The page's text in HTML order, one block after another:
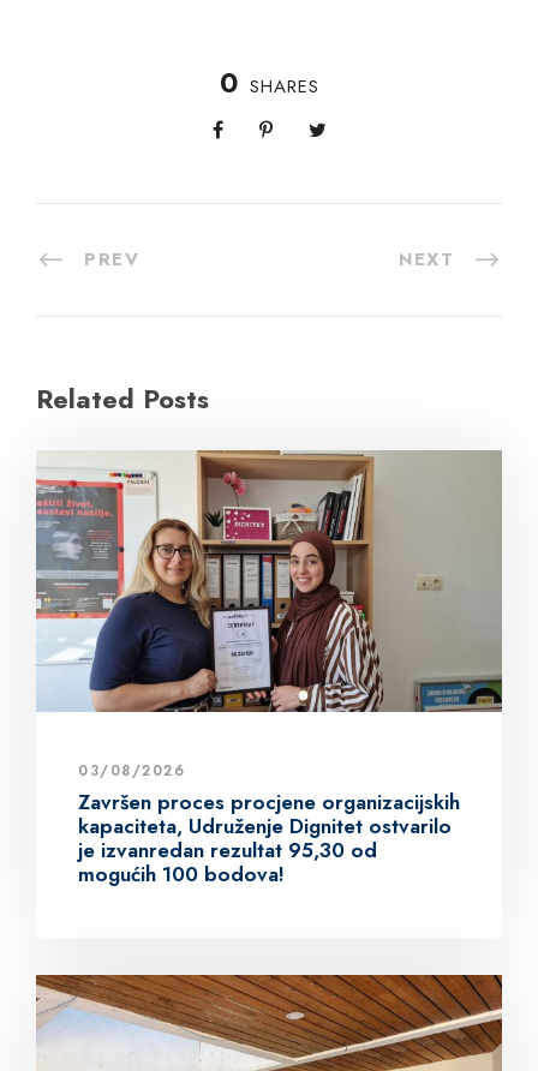
0 SHARES
PREV NEXT
Related Posts
03/08/2026
Završen proces procjene organizacijskih
kapaciteta, Udruženje Dignitet ostvarilo
je izvanredan rezultat 95,30 od
mogućih 100 bodova!